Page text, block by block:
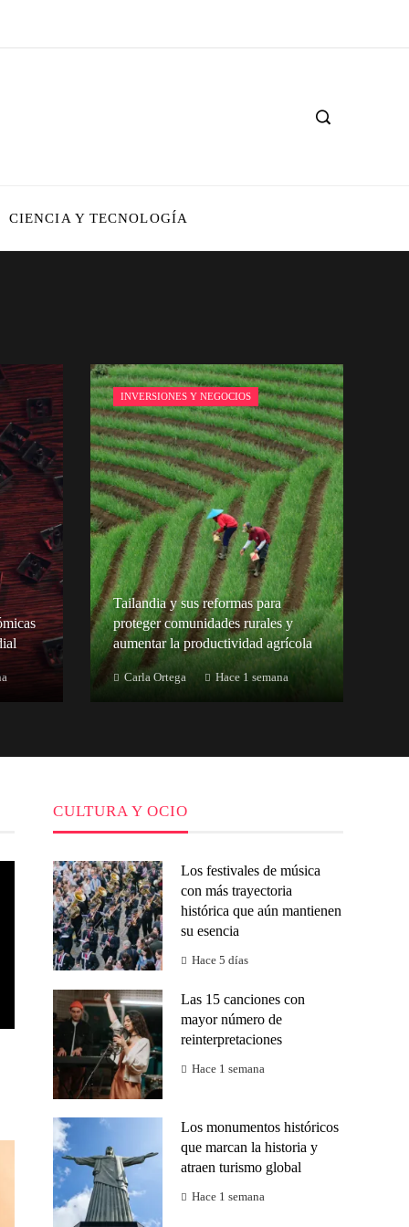
CIENCIA Y TECNOLOGÍA
INVERSIONES Y NEGOCIOS
Tailandia y sus reformas para
proteger comunidades rurales y
aumentar la productividad agrícola
Carla Ortega Hace 1 semana
CULTURA Y OCIO
Los festivales de música
con más trayectoria
histórica que aún mantienen
su esencia
Hace 5 días
Las 15 canciones con
mayor número de
reinterpretaciones
Hace 1 semana
Los monumentos históricos
que marcan la historia y
atraen turismo global
Hace 1 semana